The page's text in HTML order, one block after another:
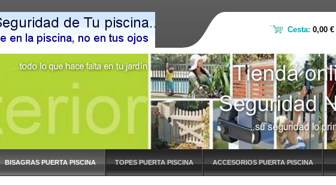
BISAGRAS PUERTA PISCINA TOPES PUERTA PISCINA ACCESORIOS PUERTA PISCINA
Cesta: 0,00 €